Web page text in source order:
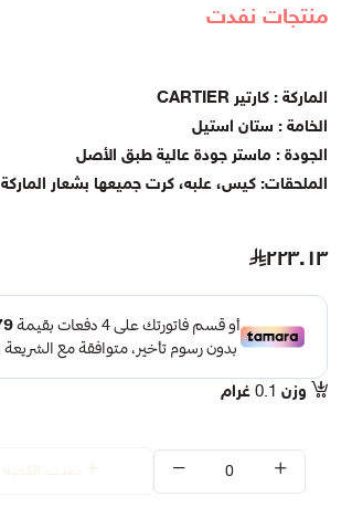
منتجات نفدت
الماركة : كارتير CARTIER
الخامة : ستان استيل
الجودة : ماستر جودة عالية طبق الأصل
الملحقات: كيس، علبه، كرت جميعها بشعار الماركة
٢٢٣.١٣
وزن 0.1 غرام